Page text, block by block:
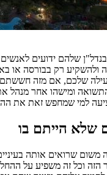
בנדל"ן שלהם ידועים
ולהשקיע רק בבורסה או
שלכם, אם מזה חששתם
ומישהו אחר מנהל את
שלא הייתם בו
שרואים אותה
הזה וכל זה משפיע על